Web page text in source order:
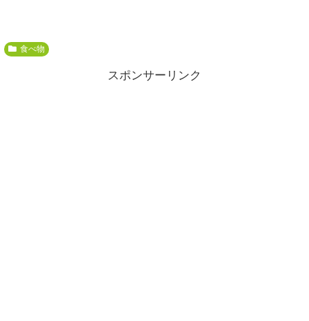
食べ物
スポンサーリンク